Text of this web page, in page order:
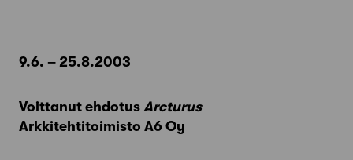
9.6. – 25.8.2003
Voittanut ehdotus Arcturus
Arkkitehtitoimisto A6 Oy